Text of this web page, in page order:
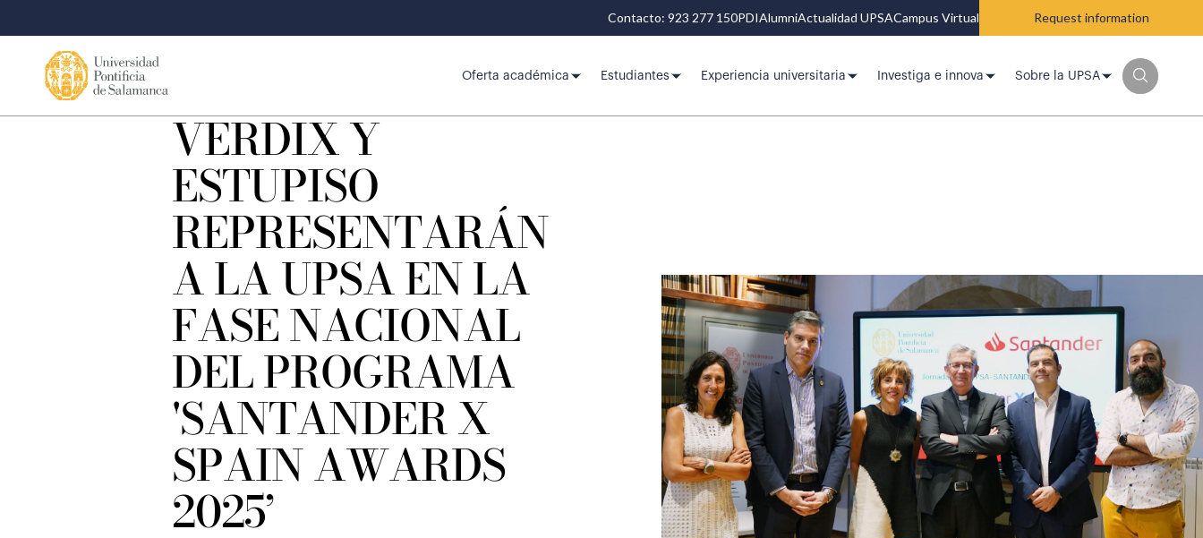
Contacto: 923 277 150PDIAlumniActualidad UPSACampus Virtual Request information
Oferta académica Estudiantes Experiencia universitaria Investiga e innova Sobre la UPSA
VERDIX Y
ESTUPISO
REPRESENTARÁN
A LA UPSA EN LA
FASE NACIONAL
DEL PROGRAMA
'SANTANDER X
SPAIN AWARDS
2025’